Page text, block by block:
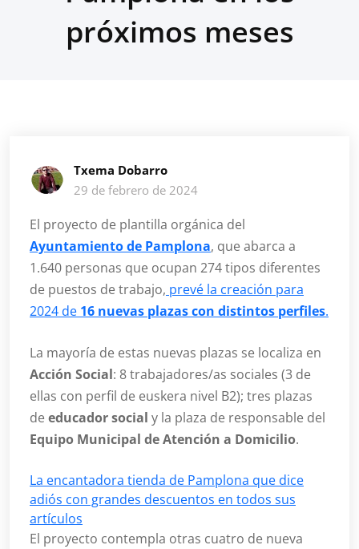
próximos meses
Txema Dobarro
29 de febrero de 2024
El proyecto de plantilla orgánica del
Ayuntamiento de Pamplona, que abarca a
1.640 personas que ocupan 274 tipos diferentes
de puestos de trabajo, prevé la creación para
2024 de 16 nuevas plazas con distintos perfiles.
La mayoría de estas nuevas plazas se localiza en
Acción Social: 8 trabajadores/as sociales (3 de
ellas con perfil de euskera nivel B2); tres plazas
de educador social y la plaza de responsable del
Equipo Municipal de Atención a Domicilio.
La encantadora tienda de Pamplona que dice
adiós con grandes descuentos en todos sus
artículos
El proyecto contempla otras cuatro de nueva